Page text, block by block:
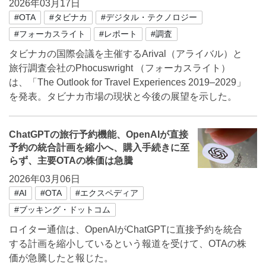
2026年03月17日
#OTA #タビナカ
#デジタル・テクノロジー
#フォーカスライト
#レポート #調査
タビナカの国際会議を主催するArival（アライバル）と
旅行調査会社のPhocuswright （フォーカスライト）
は、「The Outlook for Travel Experiences 2019–2029」
を発表。タビナカ市場の現状と今後の展望を示した。
ChatGPTの旅行予約機能、OpenAIが直接
予約の統合計画を縮小へ、購入手続きに至
らず、主要OTAの株価は急騰
2026年03月06日
#AI #OTA
#エクスペディア
#ブッキング・ドットコム
ロイター通信は、OpenAIがChatGPTに直接予約を統合
する計画を縮小しているという報道を受けて、OTAの株
価が急騰したと報じた。